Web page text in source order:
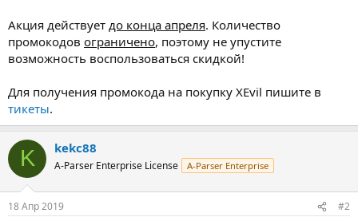
Акция действует до конца апреля. Количество
промокодов ограничено, поэтому не упустите
возможность воспользоваться скидкой!
Для получения промокода на покупку XEvil пишите в
тикеты.
K kekc88
A-Parser Enterprise License A-Parser Enterprise
18 Апр 2019 #2